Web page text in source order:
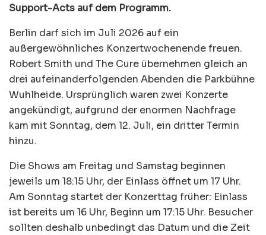
Support-Acts auf dem Programm.
Berlin darf sich im Juli 2026 auf ein
außergewöhnliches Konzertwochenende freuen.
Robert Smith und The Cure übernehmen gleich an
drei aufeinanderfolgenden Abenden die Parkbühne
Wuhlheide. Ursprünglich waren zwei Konzerte
angekündigt, aufgrund der enormen Nachfrage
kam mit Sonntag, dem 12. Juli, ein dritter Termin
hinzu.
Die Shows am Freitag und Samstag beginnen
jeweils um 18:15 Uhr, der Einlass öffnet um 17 Uhr.
Am Sonntag startet der Konzerttag früher: Einlass
ist bereits um 16 Uhr, Beginn um 17:15 Uhr. Besucher
sollten deshalb unbedingt das Datum und die Zeit